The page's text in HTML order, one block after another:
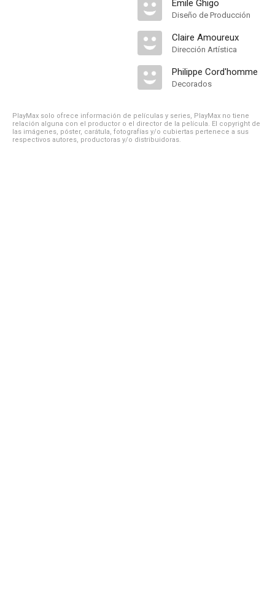
Emile Ghigo
Diseño de Producción
Claire Amoureux
Dirección Artística
Philippe Cord'homme
Decorados
PlayMax solo ofrece información de películas y series, PlayMax no tiene
relación alguna con el productor o el director de la película. El copyright de
las imágenes, póster, carátula, fotografías y/o cubiertas pertenece a sus
respectivos autores, productoras y/o distribuidoras.